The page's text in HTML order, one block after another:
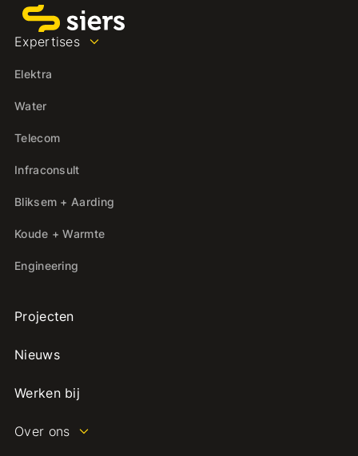
Expertises
Elektra
Water
Telecom
Infraconsult
Bliksem + Aarding
Koude + Warmte
Engineering
Projecten
Nieuws
Werken bij
Over ons